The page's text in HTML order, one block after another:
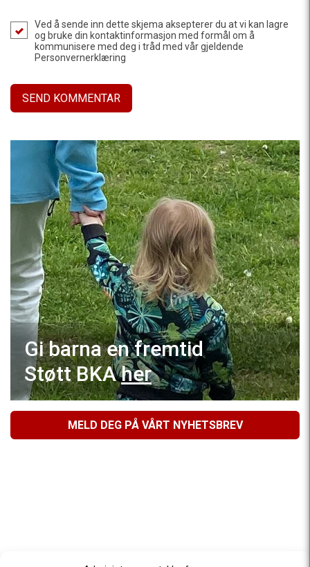
Ved å sende inn dette skjema aksepterer du at vi kan lagre
og bruke din kontaktinformasjon med formål om å
kommunisere med deg i tråd med vår gjeldende
Personvernerklæring
Gi barna en fremtid
Støtt BKAher
MELD DEG PÅ VÅRT NYHETSBREV